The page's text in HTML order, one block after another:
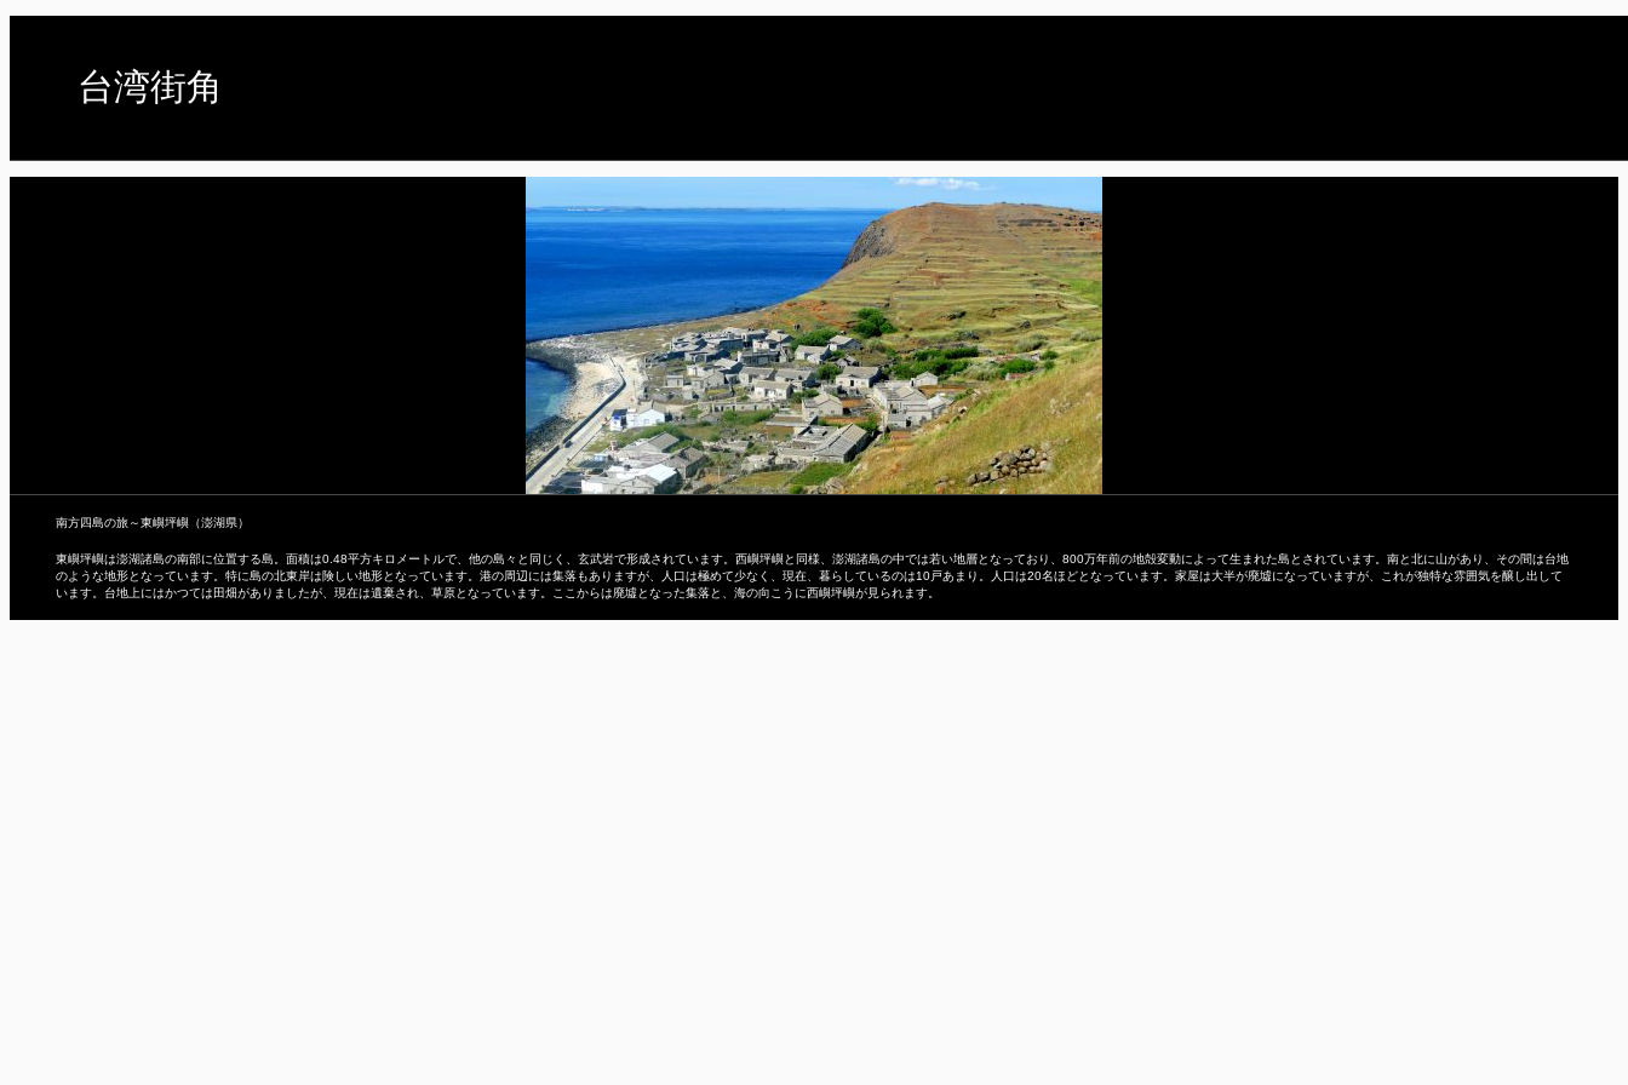
台湾街角
南方四島の旅～東嶼坪嶼（澎湖県）
東嶼坪嶼は澎湖諸島の南部に位置する島。面積は0.48平方キロメートルで、他の島々と同じく、玄武岩で形成されています。西嶼坪嶼と同様、澎湖諸島の中では若い地層となっており、800万年前の地殻変動によって生まれた島とされています。南と北に山があり、その間は台地
のような地形となっています。特に島の北東岸は険しい地形となっています。港の周辺には集落もありますが、人口は極めて少なく、現在、暮らしているのは10戸あまり。人口は20名ほどとなっています。家屋は大半が廃墟になっていますが、これが独特な雰囲気を醸し出して
います。台地上にはかつては田畑がありましたが、現在は遺棄され、草原となっています。ここからは廃墟となった集落と、海の向こうに西嶼坪嶼が見られます。